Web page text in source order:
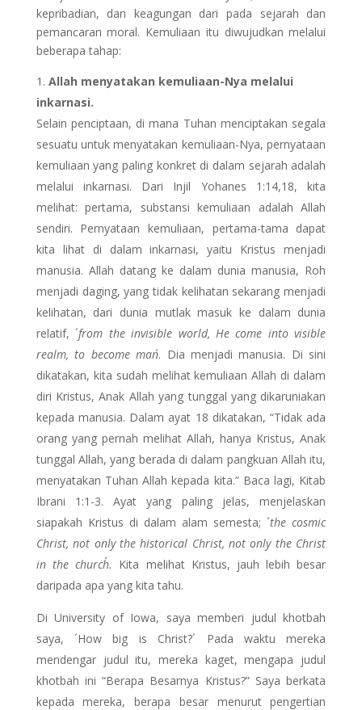
kepribadian, dan keagungan dari pada sejarah dan
pemancaran moral. Kemuliaan itu diwujudkan melalui
beberapa tahap:
Allah menyatakan kemuliaan-Nya melalui
inkarnasi.
Selain penciptaan, di mana Tuhan menciptakan segala
sesuatu untuk menyatakan kemuliaan-Nya, pernyataan
kemuliaan yang paling konkret di dalam sejarah adalah
melalui inkarnasi. Dari Injil Yohanes 1:14,18, kita
melihat: pertama, substansi kemuliaan adalah Allah
sendiri. Pernyataan kemuliaan, pertama-tama dapat
kita lihat di dalam inkarnasi, yaitu Kristus menjadi
manusia. Allah datang ke dalam dunia manusia, Roh
menjadi daging, yang tidak kelihatan sekarang menjadi
kelihatan, dari dunia mutlak masuk ke dalam dunia
relatif, ´from the invisible world, He come into visible
realm, to become man´. Dia menjadi manusia. Di sini
dikatakan, kita sudah melihat kemuliaan Allah di dalam
diri Kristus, Anak Allah yang tunggal yang dikaruniakan
kepada manusia. Dalam ayat 18 dikatakan, “Tidak ada
orang yang pernah melihat Allah, hanya Kristus, Anak
tunggal Allah, yang berada di dalam pangkuan Allah itu,
menyatakan Tuhan Allah kepada kita.” Baca lagi, Kitab
Ibrani 1:1-3. Ayat yang paling jelas, menjelaskan
siapakah Kristus di dalam alam semesta; ´the cosmic
Christ, not only the historical Christ, not only the Christ
in the church´. Kita melihat Kristus, jauh lebih besar
daripada apa yang kita tahu.
Di University of Iowa, saya memberi judul khotbah
saya, ´How big is Christ?´ Pada waktu mereka
mendengar judul itu, mereka kaget, mengapa judul
khotbah ini “Berapa Besarnya Kristus?” Saya berkata
kepada mereka, berapa besar menurut pengertian